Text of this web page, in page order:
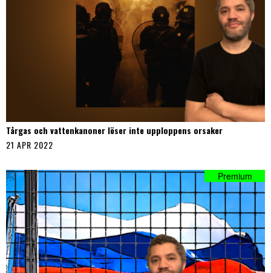
Tårgas och vattenkanoner löser inte upploppens orsaker
21 APR 2022